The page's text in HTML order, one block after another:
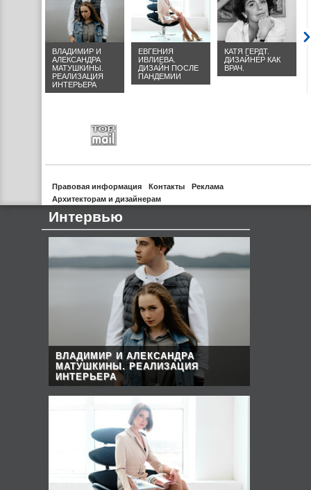
ВЛАДИМИР И
АЛЕКСАНДРА
МАТУШКИНЫ.
РЕАЛИЗАЦИЯ
ИНТЕРЬЕРА
ЕВГЕНИЯ
ИВЛИЕВА.
ДИЗАЙН ПОСЛЕ
ПАНДЕМИИ
КАТЯ ГЕРДТ.
ДИЗАЙНЕР КАК
ВРАЧ.
Правовая информация Контакты
Реклама
Архитекторам и дизайнерам
Интервью
ВЛАДИМИР И АЛЕКСАНДРА
МАТУШКИНЫ. РЕАЛИЗАЦИЯ
ИНТЕРЬЕРА